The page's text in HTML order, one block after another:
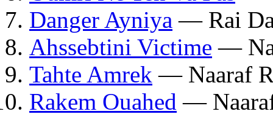
Danger Ayniya — Rai
Ahssebtini Victime —
Tahte Amrek — Naaraf
Rakem Ouahed —